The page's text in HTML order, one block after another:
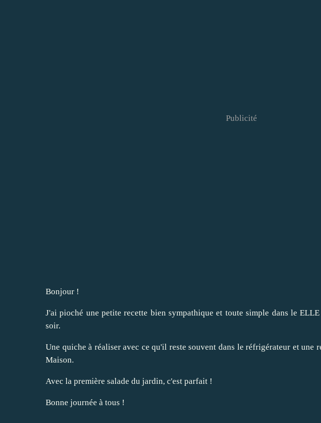
Publicité
Bonjour !
J'ai pioché une petite recette bien sympathique et toute simple dans le
soir.
Une quiche à réaliser avec ce qu'il reste souvent dans le réfrigérateur et une
Maison.
Avec la première salade du jardin, c'est parfait !
Bonne journée à tous !